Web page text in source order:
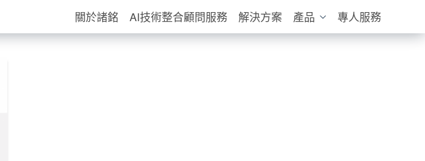
關於諸銘 AI技術整合顧問服務 解決方案 產品 專人服務